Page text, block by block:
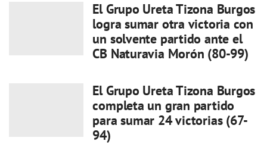
El Grupo Ureta Tizona Burgos
logra sumar otra victoria con
un solvente partido ante el
CB Naturavia Morón (80-99)
El Grupo Ureta Tizona Burgos
completa un gran partido
para sumar 24 victorias (67-
94)